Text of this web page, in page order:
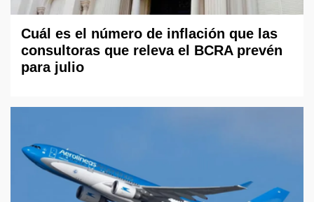
Cuál es el número de inflación que las
consultoras que releva el BCRA prevén
para julio